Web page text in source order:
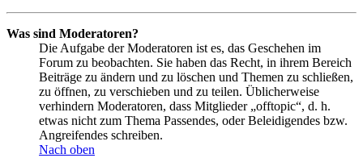
Was sind Moderatoren?
Die Aufgabe der Moderatoren ist es, das Geschehen im
Forum zu beobachten. Sie haben das Recht, in ihrem Bereich
Beiträge zu ändern und zu löschen und Themen zu schließen,
zu öffnen, zu verschieben und zu teilen. Üblicherweise
verhindern Moderatoren, dass Mitglieder „offtopic“, d. h.
etwas nicht zum Thema Passendes, oder Beleidigendes bzw.
Angreifendes schreiben.
Nach oben